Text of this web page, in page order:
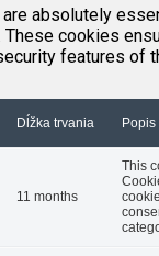
absolutely
These cookies
features of
Dĺžka trvania Popis
11 months
This